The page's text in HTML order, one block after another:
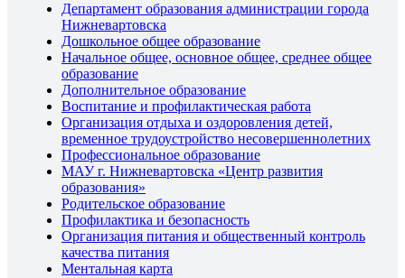
Департамент образования администрации города
Нижневартовска
Дошкольное общее образование
Начальное общее, основное общее, среднее общее
образование
Дополнительное образование
Воспитание и профилактическая работа
Организация отдыха и оздоровления детей,
временное трудоустройство несовершеннолетних
Профессиональное образование
МАУ г. Нижневартовска «Центр развития
образования»
Родительское образование
Профилактика и безопасность
Организация питания и общественный контроль
качества питания
Ментальная карта